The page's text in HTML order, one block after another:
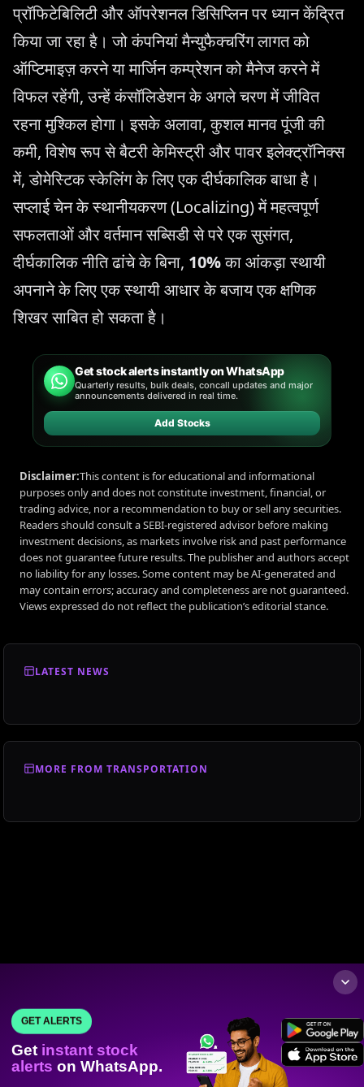
प्रॉफिटेबिलिटी और ऑपरेशनल डिसिप्लिन पर ध्यान केंद्रित
किया जा रहा है। जो कंपनियां मैन्युफैक्चरिंग लागत को
ऑप्टिमाइज़ करने या मार्जिन कम्प्रेशन को मैनेज करने में
विफल रहेंगी, उन्हें कंसॉलिडेशन के अगले चरण में जीवित
रहना मुश्किल होगा। इसके अलावा, कुशल मानव पूंजी की
कमी, विशेष रूप से बैटरी केमिस्ट्री और पावर इलेक्ट्रॉनिक्स
में, डोमेस्टिक स्केलिंग के लिए एक दीर्घकालिक बाधा है।
सप्लाई चेन के स्थानीयकरण (Localizing) में महत्वपूर्ण
सफलताओं और वर्तमान सब्सिडी से परे एक सुसंगत,
दीर्घकालिक नीति ढांचे के बिना, 10%का आंकड़ा स्थायी
अपनाने के लिए एक स्थायी आधार के बजाय एक क्षणिक
शिखर साबित हो सकता है।
Get stock alerts instantly on WhatsApp
Quarterly results, bulk deals, concall updates and major
announcements delivered in real time.
Add Stocks
Disclaimer:This content is for educational and informational
purposes only and does not constitute investment, financial, or
trading advice, nor a recommendation to buy or sell any securities.
Readers should consult a SEBI-registered advisor before making
investment decisions, as markets involve risk and past performance
does not guarantee future results. The publisher and authors accept
no liability for any losses. Some content may be AI-generated and
may contain errors; accuracy and completeness are not guaranteed.
Views expressed do not reflect the publication’s editorial stance.
LATEST NEWS
MORE FROM TRANSPORTATION
GET ALERTS
Get instant stock
alerts on WhatsApp.